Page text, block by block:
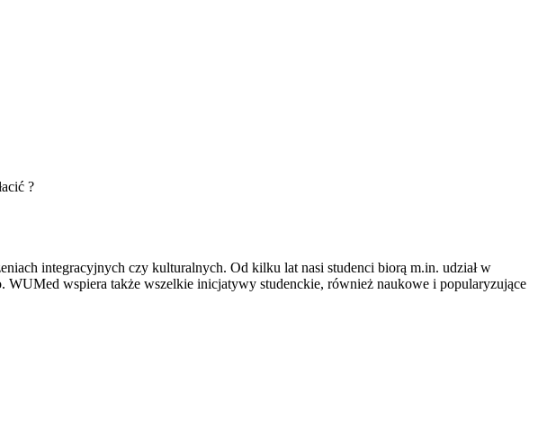
?
integracyjnych czy kulturalnych. Od kilku lat nasi studenci biorą m.in. udział w
wspiera także wszelkie inicjatywy studenckie, również naukowe i popularyzujące